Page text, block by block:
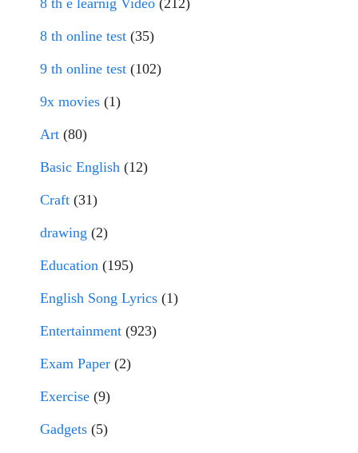
8 th e learnig Video (212)
8 th online test (35)
9 th online test (102)
9x movies (1)
Art (80)
Basic English (12)
Craft (31)
drawing (2)
Education (195)
English Song Lyrics (1)
Entertainment (923)
Exam Paper (2)
Exercise (9)
Gadgets (5)